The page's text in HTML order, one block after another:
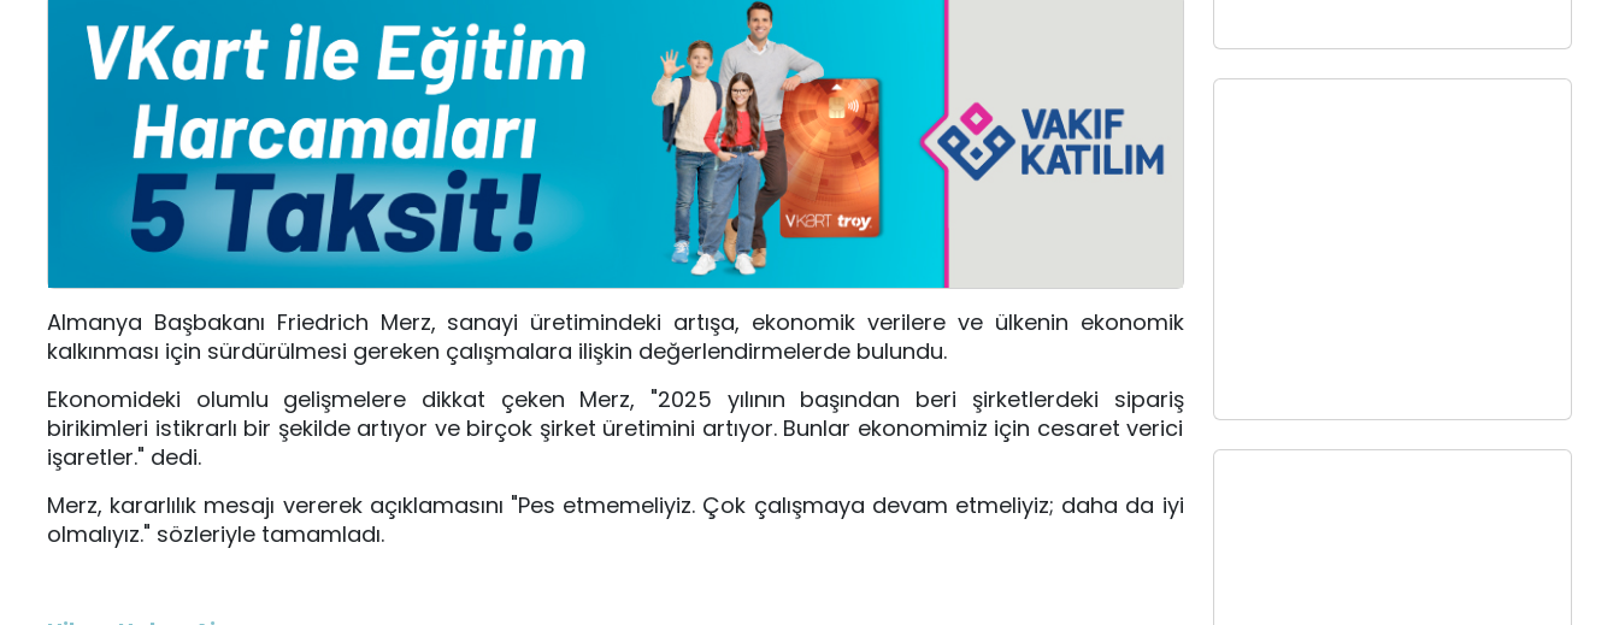
Almanya Başbakanı Friedrich Merz, sanayi üretimindeki artışa, ekonomik verilere ve ülkenin ekonomik
kalkınması için sürdürülmesi gereken çalışmalara ilişkin değerlendirmelerde bulundu.
Ekonomideki olumlu gelişmelere dikkat çeken Merz, "2025 yılının başından beri şirketlerdeki sipariş
birikimleri istikrarlı bir şekilde artıyor ve birçok şirket üretimini artıyor. Bunlar ekonomimiz için cesaret verici
işaretler." dedi.
Merz, kararlılık mesajı vererek açıklamasını "Pes etmemeliyiz. Çok çalışmaya devam etmeliyiz; daha da iyi
olmalıyız." sözleriyle tamamladı.